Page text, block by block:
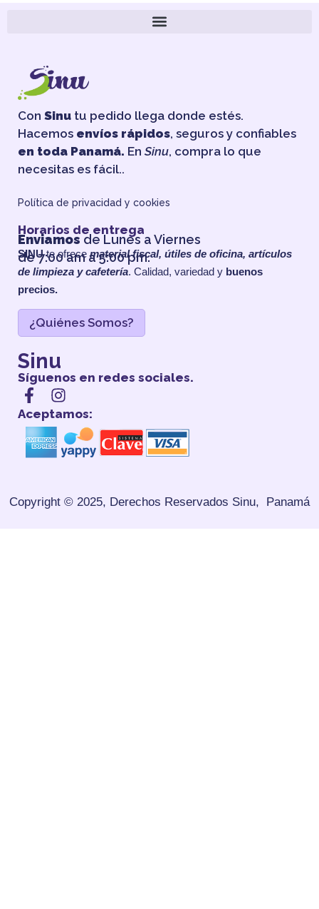
Con Sinu tu pedido llega donde estés.
Hacemos envíos rápidos, seguros y confiables
en toda Panamá. En Sinu, compra lo que
necesitas es fácil..
Política de privacidad y cookies
Horarios de entrega
Enviamos de Lunes a Viernes
de 7:00 am a 5:00 pm.
SINUte ofrecematerial fiscal, útiles de oficina, artículos
de limpieza y cafetería. Calidad, variedad y buenos
precios.
¿Quiénes Somos?
Sinu
Síguenos en redes sociales.
Aceptamos:
Copyright © 2025, Derechos Reservados Sinu, Panamá